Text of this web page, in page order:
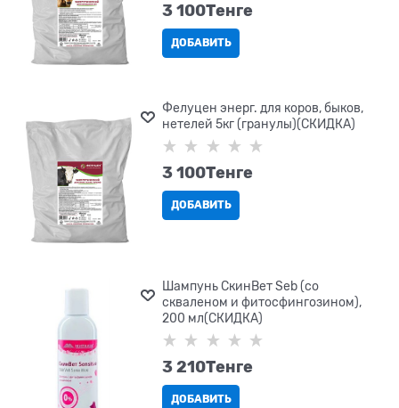
3 100Tенге
ДОБАВИТЬ
Фелуцен энерг. для коров, быков,
нетелей 5кг (гранулы)(СКИДКА)
3 100Tенге
ДОБАВИТЬ
Шампунь СкинВет Seb (со
скваленом и фитосфингозином),
200 мл(СКИДКА)
3 210Tенге
ДОБАВИТЬ